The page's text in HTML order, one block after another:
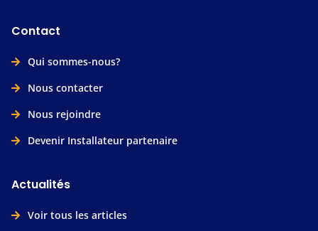
Contact
Qui sommes-nous?
Nous contacter
Nous rejoindre
Devenir Installateur partenaire
Actualités
Voir tous les articles